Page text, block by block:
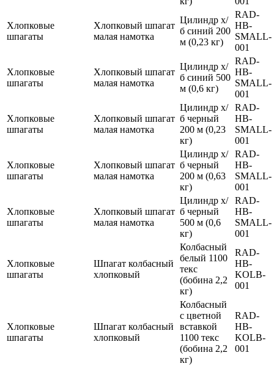
Хлопковые
шпагаты
Хлопковый шпагат
малая намотка
Цилиндр х/
б синий 200
м (0,23 кг)
RAD-
HB-
SMALL-
001
Хлопковые
шпагаты
Хлопковый шпагат
малая намотка
Цилиндр х/
б синий 500
м (0,6 кг)
RAD-
HB-
SMALL-
001
Хлопковые
шпагаты
Хлопковый шпагат
малая намотка
Цилиндр х/
б черный
200 м (0,23
кг)
RAD-
HB-
SMALL-
001
Хлопковые
шпагаты
Хлопковый шпагат
малая намотка
Цилиндр х/
б черный
200 м (0,63
кг)
RAD-
HB-
SMALL-
001
Хлопковые
шпагаты
Хлопковый шпагат
малая намотка
Цилиндр х/
б черный
500 м (0,6
кг)
RAD-
HB-
SMALL-
001
Хлопковые
шпагаты
Шпагат колбасный
хлопковый
Колбасный
белый 1100
текс
(бобина 2,2
кг)
RAD-
HB-
KOLB-
001
Хлопковые
шпагаты
Шпагат колбасный
хлопковый
Колбасный
с цветной
вставкой
1100 текс
(бобина 2,2
кг)
RAD-
HB-
KOLB-
001